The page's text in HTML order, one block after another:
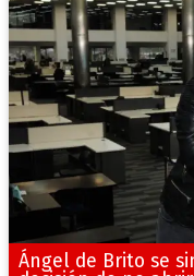
Ángel de Brito se